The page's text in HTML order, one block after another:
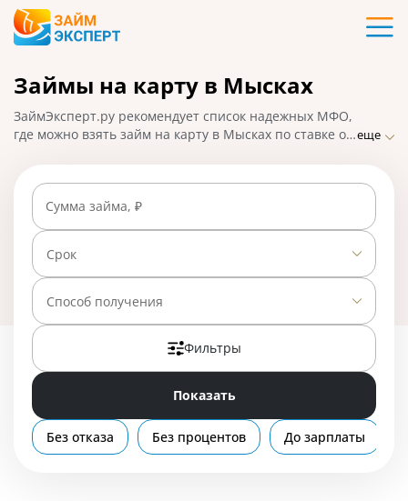
Карты
Кредиты
Ипотека
Займы
Вклады
Бизнес
Займы на карту в Мысках
ЗаймЭксперт.ру рекомендует список надежных МФО,
где можно взять займ на карту в Мысках по ставке от
онлайн: решение будет принято в течение 15-30
минут, деньги поступят на карту моментально. На
01.05.2025 вам доступно 28 предложений со ставкой
от 0% в день.
еще
Сумма займа, ₽
Срок
Способ получения
Фильтры
Показать
Без отказа Без процентов До зарплаты